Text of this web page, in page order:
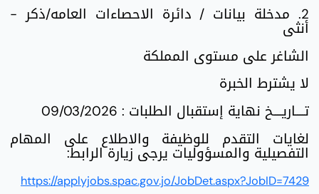
2. مدخلة بيانات / دائرة الاحصاءات العامه/ذكر -
أنثى
الشاغر على مستوى المملكة
لا يشترط الخبرة
تــــاريــــخ نهاية إستقبال الطلبات : 09/03/2026
لغايات التقدم للوظيفة والاطلاع على المهام
التفصيلية والمسؤوليات يرجى زيارة الرابط:
https://applyjobs.spac.gov.jo/JobDet.aspx?JobID=7429